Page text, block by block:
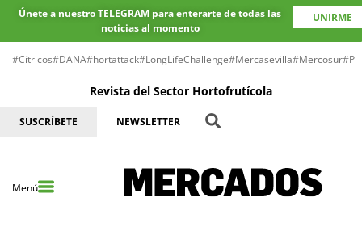
Únete a nuestro TELEGRAM para enterarte de todas las
noticias al momento
UNIRME
#Cítricos#DANA#hortattack#LongLifeChallenge#Mercasevilla#Mercosur
Revista del Sector Hortofrutícola
SUSCRÍBETE NEWSLETTER
Menú